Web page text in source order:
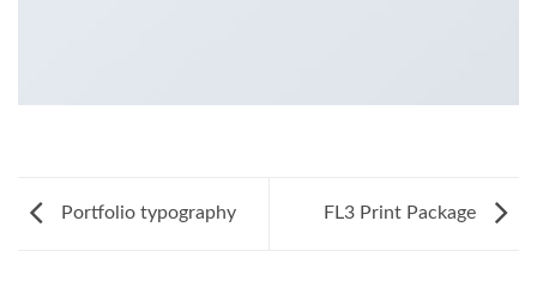
Portfolio typography FL3 Print Package